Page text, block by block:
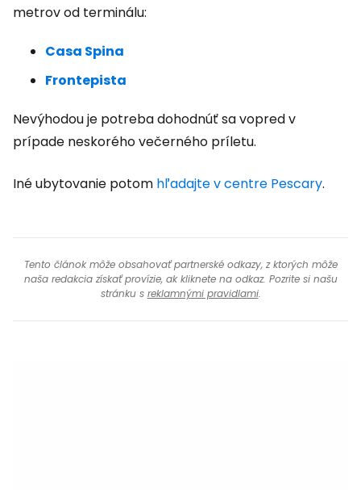
metrov od terminálu:
Casa Spina
Frontepista
Nevýhodou je potreba dohodnúť sa vopred v
prípade neskorého večerného príletu.
Iné ubytovanie potom hľadajte v centre Pescary.
Tento článok môže obsahovať partnerské odkazy, z ktorých môže
naša redakcia získať provízie, ak kliknete na odkaz. Pozrite si našu
stránku s reklamnými pravidlami.